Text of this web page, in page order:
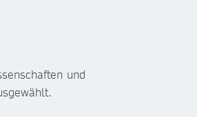
und